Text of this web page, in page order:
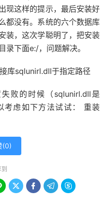
现这样的提示，最后安装好
都没有。系统的六个数据库
装，这次学聪明了，把安装
下面e:/，问题解决。
库sqlunirl.dll于指定路径
败的时候（sqlunirl.dll是
考虑如下方法试试： 重装
(0)
   